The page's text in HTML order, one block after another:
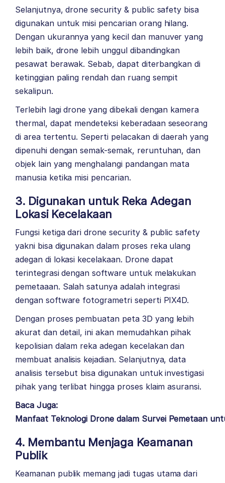
Selanjutnya, drone security & public safety bisa
digunakan untuk misi pencarian orang hilang.
Dengan ukurannya yang kecil dan manuver yang
lebih baik, drone lebih unggul dibandingkan
pesawat berawak. Sebab, dapat diterbangkan di
ketinggian paling rendah dan ruang sempit
sekalipun.
Terlebih lagi drone yang dibekali dengan kamera
thermal, dapat mendeteksi keberadaan seseorang
di area tertentu. Seperti pelacakan di daerah yang
dipenuhi dengan semak-semak, reruntuhan, dan
objek lain yang menghalangi pandangan mata
manusia ketika misi pencarian.
3. Digunakan untuk Reka Adegan
Lokasi Kecelakaan
Fungsi ketiga dari drone security & public safety
yakni bisa digunakan dalam proses reka ulang
adegan di lokasi kecelakaan. Drone dapat
terintegrasi dengan software untuk melakukan
pemetaaan. Salah satunya adalah integrasi
dengan software fotogrametri seperti PIX4D.
Dengan proses pembuatan peta 3D yang lebih
akurat dan detail, ini akan memudahkan pihak
kepolisian dalam reka adegan kecelakan dan
membuat analisis kejadian. Selanjutnya, data
analisis tersebut bisa digunakan untuk investigasi
pihak yang terlibat hingga proses klaim asuransi.
Baca Juga:
Manfaat Teknologi Drone dalam Survei Pemetaan
4. Membantu Menjaga Keamanan
Publik
Keamanan publik memang jadi tugas utama dari